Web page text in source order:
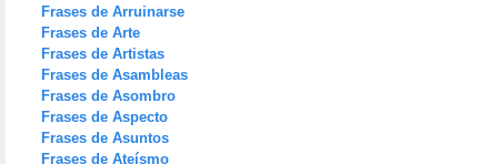
Frases de Arruinarse
Frases de Arte
Frases de Artistas
Frases de Asambleas
Frases de Asombro
Frases de Aspecto
Frases de Asuntos
Frases de Ateísmo